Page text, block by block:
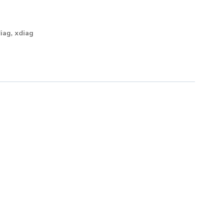
, xdiag